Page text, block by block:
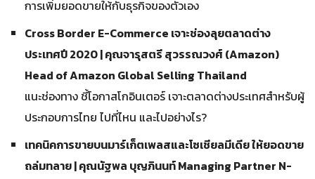
การเพิ่มยอดขายให้กับธุรกิจของตัวเอง
Cross Border E-Commerce เจาะช่องลุยตลาดต่าง
ประเทศปี 2020 | คุณจารุสตรี สุวรรณวงศ์ (Amazon)
Head of Amazon Global Selling Thailand
แนะช่องทาง ชี้โอกาสโกอินเตอร์ เจาะตลาดต่างประเทศสำหรับผู้
ประกอบการไทย ไปที่ไหน และไปอย่างไร?
เทคนิคการขายบนมาร์เก็ตเพลสและโซเชียลมีเดีย ให้ยอดขาย
ถล่มทลาย| คุณนัฐพล บุญภินนท์ Managing Partner N-